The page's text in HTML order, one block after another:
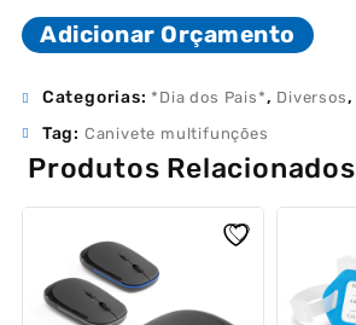
Adicionar Orçamento
Categorias: *Dia dos Pais*, Diversos,
Tag: Canivete multifunções
Produtos Relacionados